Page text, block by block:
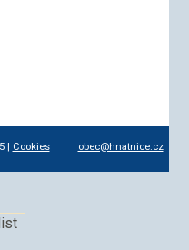
| Cookies obec@hnatnice.cz